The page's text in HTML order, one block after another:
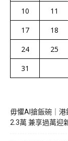
10
11
17
18
24
25
31
毋懼AI搶飯碗｜
2.3萬 兼享過萬迎